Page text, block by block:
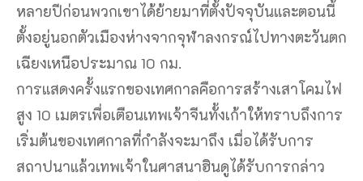
หลายปีก่อนพวกเขาได้ย้ายมาที่ตั้งปัจจุบันและตอนนี้
ตั้งอยู่นอกตัวเมืองห่างจากจุฬาลงกรณ์ไปทางตะวันตก
เฉียงเหนือประมาณ 10 กม.
การแสดงครั้งแรกของเทศกาลคือการสร้างเสาโคมไฟ
สูง 10 เมตรเพื่อเตือนเทพเจ้าจีนทั้งเก้าให้ทราบถึงการ
เริ่มต้นของเทศกาลที่กำลังจะมาถึง เมื่อได้รับการ
สถาปนาแล้วเทพเจ้าในศาสนาฮินดูได้รับการกล่าว